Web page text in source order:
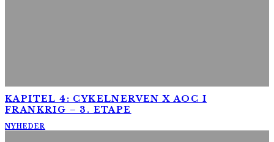
KAPITEL 4: CYKELNERVEN X AOC I
FRANKRIG – 3. ETAPE
NYHEDER